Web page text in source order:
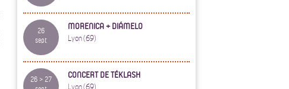
26
sept
MORENICA + DIÁMELO
Lyon (69)
26 > 27
CONCERT DE TÉKLASH
Lyon (69)